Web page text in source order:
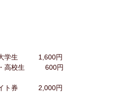
生 1,600円
生 600円
ナイト券 2,000円